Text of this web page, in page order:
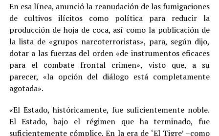
En esa línea, anunció la reanudación de las fumigaciones
de cultivos ilícitos como política para reducir la
producción de hoja de coca, así como la publicación de
la lista de «grupos narcoterroristas», para, según dijo,
dotar a las fuerzas del orden «de instrumentos eficaces
para el combate frontal crimen», visto que, a su
parecer, «la opción del diálogo está completamente
agotada».
«El Estado, históricamente, fue suficientemente noble.
El Estado, bajo el régimen que ha terminado, fue
suficientemente cómplice. En la era de ‘El Tigre’ –como